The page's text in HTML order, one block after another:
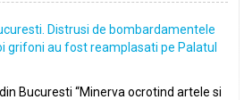
Distrusi de bombardamentele
grifoni au fost reamplasati pe Palatul
Bucuresti “Minerva ocrotind artele si